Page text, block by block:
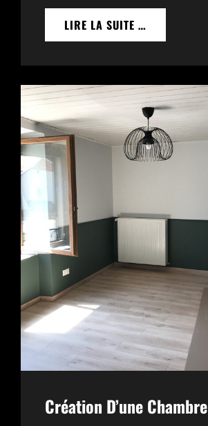
LIRE LA SUITE …
D’UN
Création D’une Chambre